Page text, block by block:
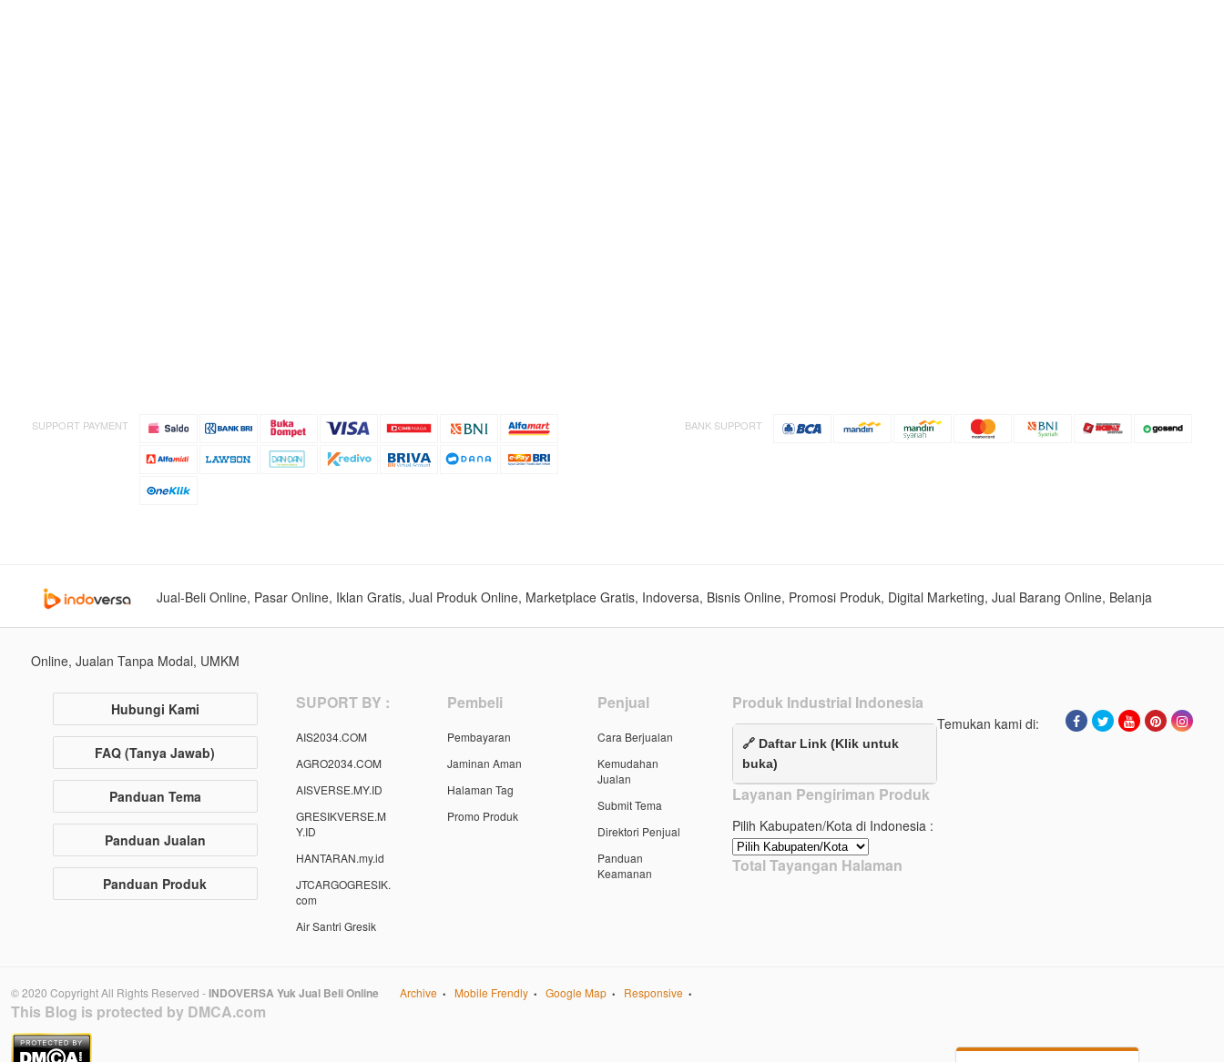
SUPPORT PAYMENT BANK SUPPORT
Jual-Beli Online, Pasar Online, Iklan Gratis, Jual Produk Online, Marketplace Gratis, Indoversa, Bisnis Online, Promosi Produk, Digital Marketing, Jual Barang Online, Belanja
Online, Jualan Tanpa Modal, UMKM
Temukan kami di:
Hubungi Kami
FAQ (Tanya Jawab)
Panduan Tema
Panduan Jualan
Panduan Produk
SUPORT BY :
AIS2034.COM
AGRO2034.COM
AISVERSE.MY.ID
GRESIKVERSE.M
Y.ID
HANTARAN.my.id
JTCARGOGRESIK.
com
Air Santri Gresik
Pembeli
Pembayaran
Jaminan Aman
Halaman Tag
Promo Produk
Penjual
Cara Berjualan
Kemudahan
Jualan
Submit Tema
Direktori Penjual
Panduan
Keamanan
Produk Industrial Indonesia
🔗 Daftar Link (Klik untuk
buka)
Layanan Pengiriman Produk
Pilih Kabupaten/Kota di Indonesia :
Total Tayangan Halaman
© 2020 Copyright All Rights Reserved -INDOVERSA Yuk Jual Beli Online Archive Mobile Frendly Google Map Responsive
This Blog is protected by DMCA.com